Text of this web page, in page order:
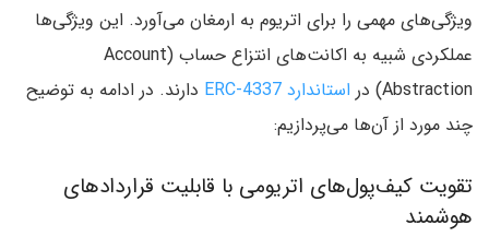
ویژگی‌های مهمی را برای اتریوم به ارمغان می‌آورد. این ویژگی‌ها
عملکردی شبیه به اکانت‌های انتزاع حساب (Account
Abstraction) در
استاندارد ERC-4337
دارند. در ادامه به توضیح
چند مورد از آن‌ها می‌پردازیم:
تقویت کیف‌پول‌های اتریومی با قابلیت قراردادهای
هوشمند